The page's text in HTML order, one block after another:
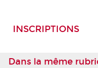
INSCRIPTIONS
Dans la même